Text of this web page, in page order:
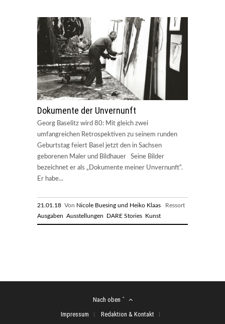
Dokumente der Unvernunft
Georg Baselitz wird 80: Mit gleich zwei
umfangreichen Retrospektiven zu seinem runden
Geburtstag feiert Basel jetzt den in Sachsen
geborenen Maler und Bildhauer Seine Bilder
bezeichnet er als „Dokumente meiner Unvernunft“.
Er habe...
21.01.18 Von Nicole Buesing und Heiko Klaas Ressort
Ausgaben Ausstellungen DARE Stories Kunst
Nach oben ˆ
Impressum
Redaktion & Kontakt